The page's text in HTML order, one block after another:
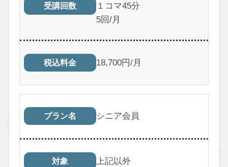
受講回数
１コマ45分
5回/月
税込料金 18,700円/月
プラン名 シニア会員
対象 上記以外